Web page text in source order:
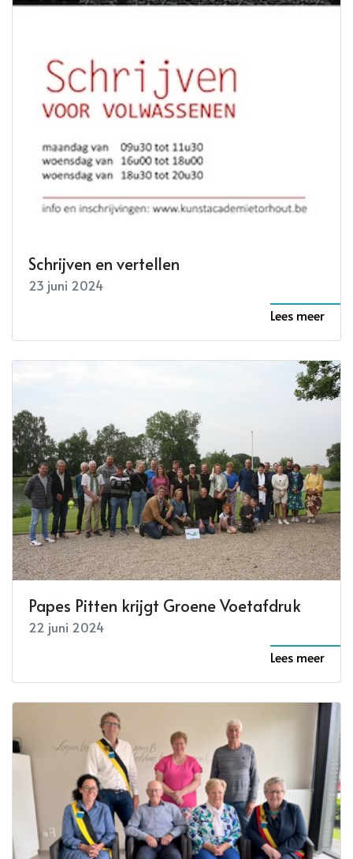
Schrijven en vertellen
23 juni 2024
Lees meer
Papes Pitten krijgt Groene Voetafdruk
22 juni 2024
Lees meer